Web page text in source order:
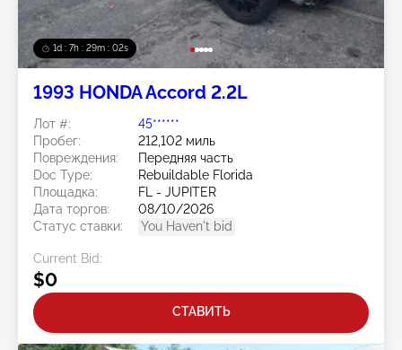
1d : 7h : 29m : 00s
1993 HONDA Accord 2.2L
Лот #:
45******
Пробег:
212,102 миль
Повреждения:
Передняя часть
Doc Type:
Rebuildable Florida
Площадка:
FL - JUPITER
Дата торгов:
08/10/2026
Статус ставки:
You Haven't bid
Current Bid:
$0
СТАВИТЬ